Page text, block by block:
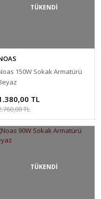
TÜKENDİ
150W Sokak Armatürü
TL
TL
TÜKENDİ